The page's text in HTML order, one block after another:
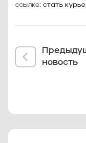
ссылке: стать
новость